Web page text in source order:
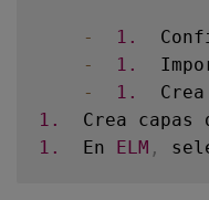
- 1.
-
1.
-
1.
1.
Crea capas
1.
  En
ELM ,